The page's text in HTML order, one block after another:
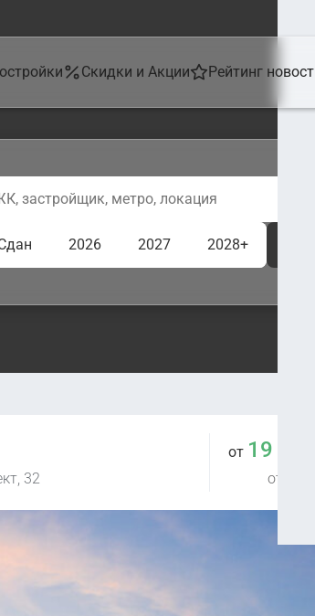
Скидки и Акции Рейтинг
2026 2027 2028+
32
от 19
от 445